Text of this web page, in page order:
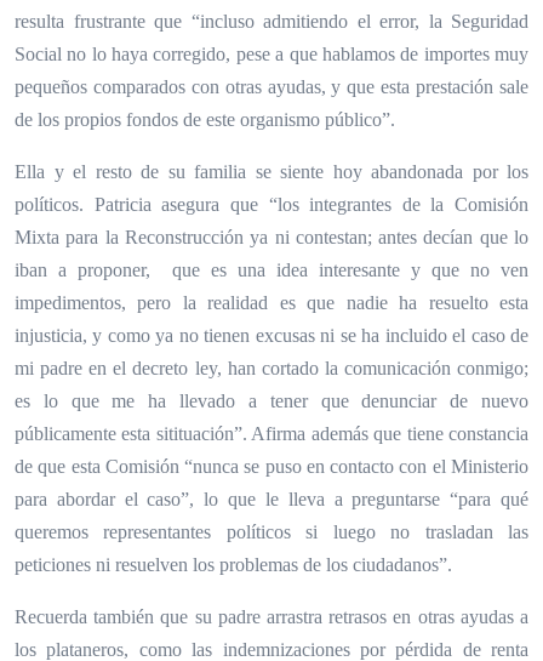
resulta frustrante que “incluso admitiendo el error, la Seguridad
Social no lo haya corregido, pese a que hablamos de importes muy
pequeños comparados con otras ayudas, y que esta prestación sale
de los propios fondos de este organismo público”.
Ella y el resto de su familia se siente hoy abandonada por los
políticos. Patricia asegura que “los integrantes de la Comisión
Mixta para la Reconstrucción ya ni contestan; antes decían que lo
iban a proponer, que es una idea interesante y que no ven
impedimentos, pero la realidad es que nadie ha resuelto esta
injusticia, y como ya no tienen excusas ni se ha incluido el caso de
mi padre en el decreto ley, han cortado la comunicación conmigo;
es lo que me ha llevado a tener que denunciar de nuevo
públicamente esta sitituación”. Afirma además que tiene constancia
de que esta Comisión “nunca se puso en contacto con el Ministerio
para abordar el caso”, lo que le lleva a preguntarse “para qué
queremos representantes políticos si luego no trasladan las
peticiones ni resuelven los problemas de los ciudadanos”.
Recuerda también que su padre arrastra retrasos en otras ayudas a
los plataneros, como las indemnizaciones por pérdida de renta